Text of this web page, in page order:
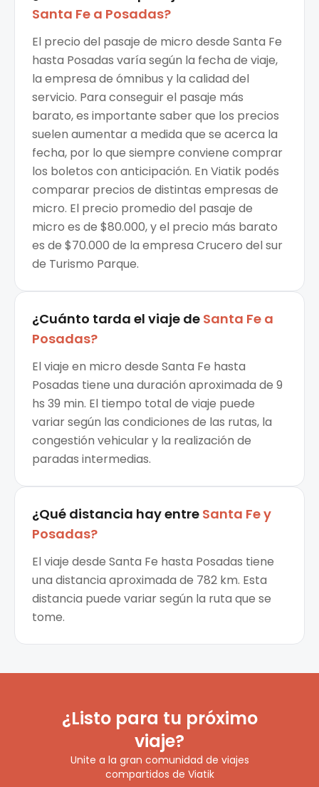
Santa Fe a Posadas?
El precio del pasaje de micro desde Santa Fe
hasta Posadas varía según la fecha de viaje,
la empresa de ómnibus y la calidad del
servicio. Para conseguir el pasaje más
barato, es importante saber que los precios
suelen aumentar a medida que se acerca la
fecha, por lo que siempre conviene comprar
los boletos con anticipación. En Viatik podés
comparar precios de distintas empresas de
micro. El precio promedio del pasaje de
micro es de $80.000, y el precio más barato
es de $70.000 de la empresa Crucero del sur
de Turismo Parque.
¿Cuánto tarda el viaje de Santa Fe a
Posadas?
El viaje en micro desde Santa Fe hasta
Posadas tiene una duración aproximada de 9
hs 39 min. El tiempo total de viaje puede
variar según las condiciones de las rutas, la
congestión vehicular y la realización de
paradas intermedias.
¿Qué distancia hay entre Santa Fey
Posadas?
El viaje desde Santa Fe hasta Posadas tiene
una distancia aproximada de 782 km. Esta
distancia puede variar según la ruta que se
tome.
¿Listo para tu próximo
viaje?
Unite a la gran comunidad de viajes
compartidos de Viatik